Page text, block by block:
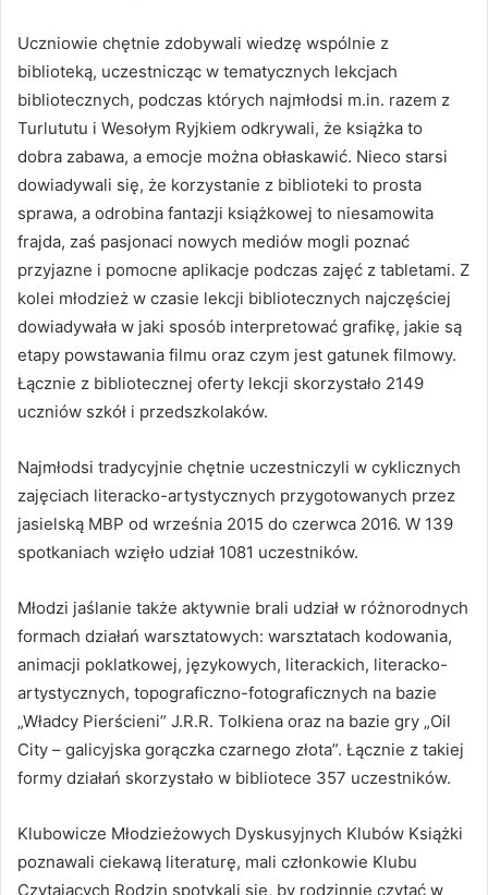
Uczniowie chętnie zdobywali wiedzę wspólnie z
biblioteką, uczestnicząc w tematycznych lekcjach
bibliotecznych, podczas których najmłodsi m.in. razem z
Turlututu i Wesołym Ryjkiem odkrywali, że książka to
dobra zabawa, a emocje można obłaskawić. Nieco starsi
dowiadywali się, że korzystanie z biblioteki to prosta
sprawa, a odrobina fantazji książkowej to niesamowita
frajda, zaś pasjonaci nowych mediów mogli poznać
przyjazne i pomocne aplikacje podczas zajęć z tabletami. Z
kolei młodzież w czasie lekcji bibliotecznych najczęściej
dowiadywała w jaki sposób interpretować grafikę, jakie są
etapy powstawania filmu oraz czym jest gatunek filmowy.
Łącznie z bibliotecznej oferty lekcji skorzystało 2149
uczniów szkół i przedszkolaków.
Najmłodsi tradycyjnie chętnie uczestniczyli w cyklicznych
zajęciach literacko-artystycznych przygotowanych przez
jasielską MBP od września 2015 do czerwca 2016. W 139
spotkaniach wzięło udział 1081 uczestników.
Młodzi jaślanie także aktywnie brali udział w różnorodnych
formach działań warsztatowych: warsztatach kodowania,
animacji poklatkowej, językowych, literackich, literacko-
artystycznych, topograficzno-fotograficznych na bazie
„Władcy Pierścieni” J.R.R. Tolkiena oraz na bazie gry „Oil
City – galicyjska gorączka czarnego złota”. Łącznie z takiej
formy działań skorzystało w bibliotece 357 uczestników.
Klubowicze Młodzieżowych Dyskusyjnych Klubów Książki
poznawali ciekawą literaturę, mali członkowie Klubu
Czytających Rodzin spotykali się, by rodzinnie czytać w